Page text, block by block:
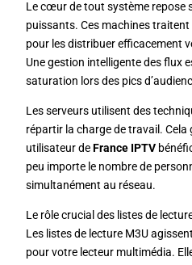
Le cœur de tout système repose
puissants. Ces machines traitent
pour les distribuer efficacement
Une gestion intelligente des flux
saturation lors des pics
Les serveurs utilisent des
répartir la charge de travail.
utilisateur deFrance IPTV
peu importe le nombre de
simultanément au réseau.
Le rôle crucial des listes de
Les listes de lecture M3U
pour votre lecteur multimédia.